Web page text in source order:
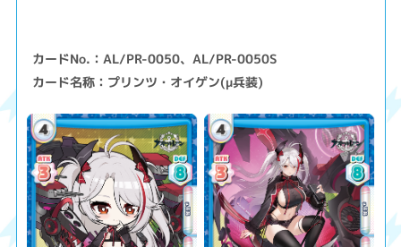
カードNo.：AL/PR-0050、AL/PR-0050S
カード名称：プリンツ・オイゲン(μ兵装)